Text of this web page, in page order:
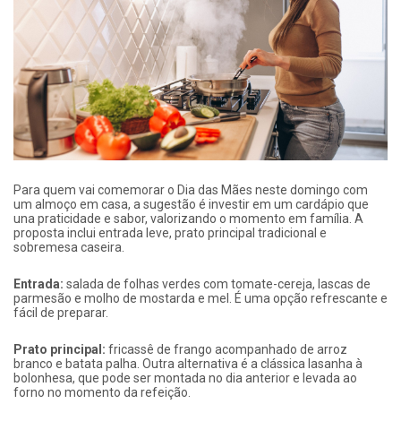
Para quem vai comemorar o Dia das Mães neste domingo com
um almoço em casa, a sugestão é investir em um cardápio que
una praticidade e sabor, valorizando o momento em família. A
proposta inclui entrada leve, prato principal tradicional e
sobremesa caseira.
Entrada: salada de folhas verdes com tomate-cereja, lascas de
parmesão e molho de mostarda e mel. É uma opção refrescante e
fácil de preparar.
Prato principal: fricassê de frango acompanhado de arroz
branco e batata palha. Outra alternativa é a clássica lasanha à
bolonhesa, que pode ser montada no dia anterior e levada ao
forno no momento da refeição.